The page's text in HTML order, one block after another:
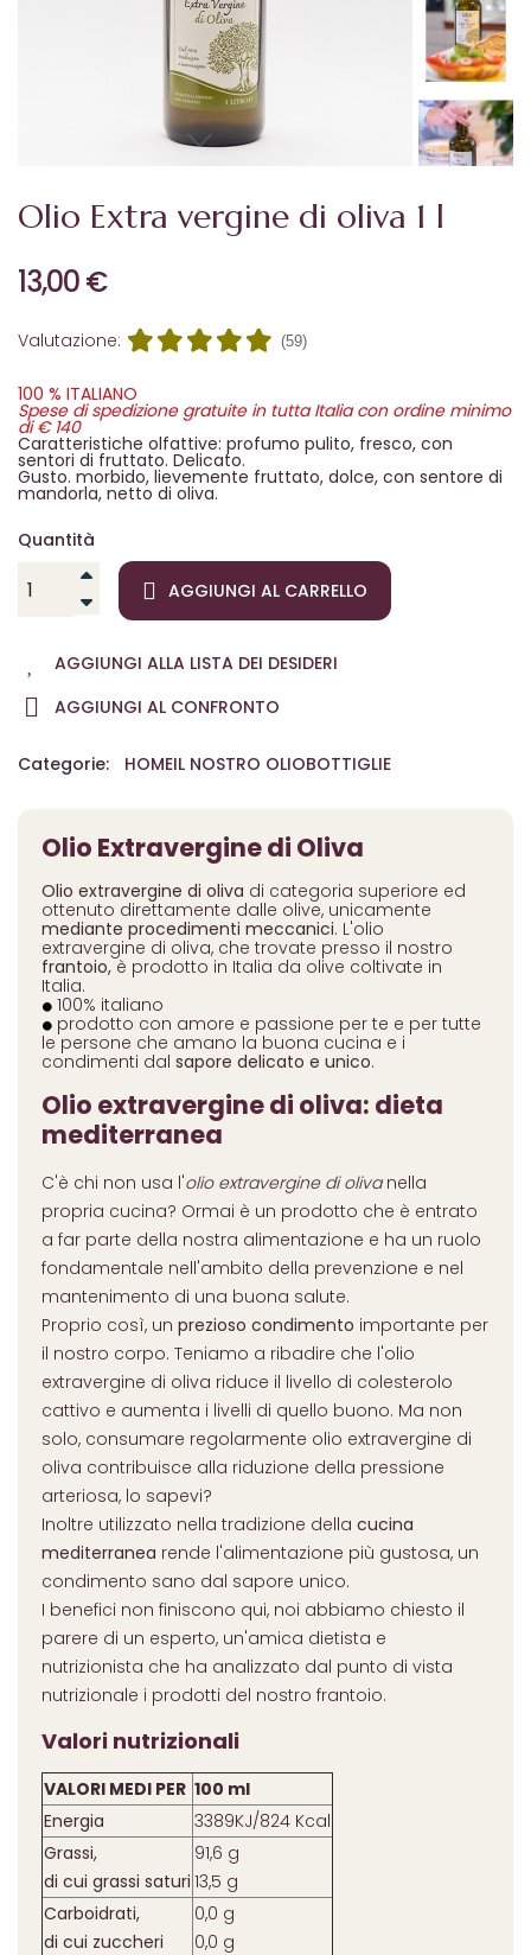
Olio Extra vergine di oliva 1 l
13,00 €
Valutazione: (59)
100 % ITALIANO
Spese di spedizione gratuite in tutta Italia con ordine minimo
di € 140
Caratteristiche olfattive: profumo pulito, fresco, con
sentori di fruttato. Delicato.
Gusto. morbido, lievemente fruttato, dolce, con sentore di
mandorla, netto di oliva.
Quantità
AGGIUNGI AL CARRELLO
AGGIUNGI ALLA LISTA DEI DESIDERI
AGGIUNGI AL CONFRONTO
Categorie: HOMEIL NOSTRO OLIOBOTTIGLIE
Olio Extravergine di Oliva
Olio extravergine di oliva di categoria superiore ed
ottenuto direttamente dalle olive, unicamente
mediante procedimenti meccanici. L'olio
extravergine di oliva, che trovate presso il nostro
frantoio, è prodotto in Italia da olive coltivate in
Italia.
100% italiano
prodotto con amore e passione per te e per tutte
le persone che amano la buona cucina e i
condimenti dal sapore delicato e unico.
Olio extravergine di oliva: dieta
mediterranea
C'è chi non usa l'olio extravergine di olivanella
propria cucina? Ormai è un prodotto che è entrato
a far parte della nostra alimentazione e ha un ruolo
fondamentale nell'ambito della prevenzione e nel
mantenimento di una buona salute.
Proprio così, un prezioso condimento importante per
il nostro corpo. Teniamo a ribadire che l'olio
extravergine di oliva riduce il livello di colesterolo
cattivo e aumenta i livelli di quello buono. Ma non
solo, consumare regolarmente olio extravergine di
oliva contribuisce alla riduzione della pressione
arteriosa, lo sapevi?
Inoltre utilizzato nella tradizione della cucina
mediterranea rende l'alimentazione più gustosa, un
condimento sano dal sapore unico.
I benefici non finiscono qui, noi abbiamo chiesto il
parere di un esperto, un'amica dietista e
nutrizionista che ha analizzato dal punto di vista
nutrizionale i prodotti del nostro frantoio.
Valori nutrizionali
VALORI MEDI PER 100 ml
Energia
3389KJ/824 Kcal
Grassi,
di cui grassi saturi
91,6 g
13,5 g
Carboidrati,
di cui zuccheri
0,0 g
0,0 g